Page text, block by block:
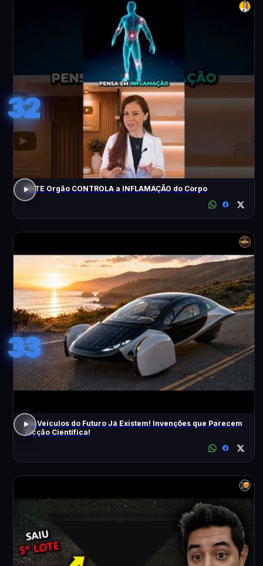
32
ESTE Orgão CONTROLA a INFLAMAÇÃO do Corpo
33
Os Veículos do Futuro Já Existem! Invenções que Parecem
Ficção Científica!